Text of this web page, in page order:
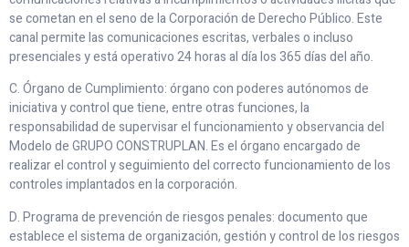
se cometan en el seno de la Corporación de Derecho Público. Este
canal permite las comunicaciones escritas, verbales o incluso
presenciales y está operativo 24 horas al día los 365 días del año.
C. Órgano de Cumplimiento: órgano con poderes autónomos de
iniciativa y control que tiene, entre otras funciones, la
responsabilidad de supervisar el funcionamiento y observancia del
Modelo de GRUPO CONSTRUPLAN. Es el órgano encargado de
realizar el control y seguimiento del correcto funcionamiento de los
controles implantados en la corporación.
D. Programa de prevención de riesgos penales: documento que
establece el sistema de organización, gestión y control de los riesgos